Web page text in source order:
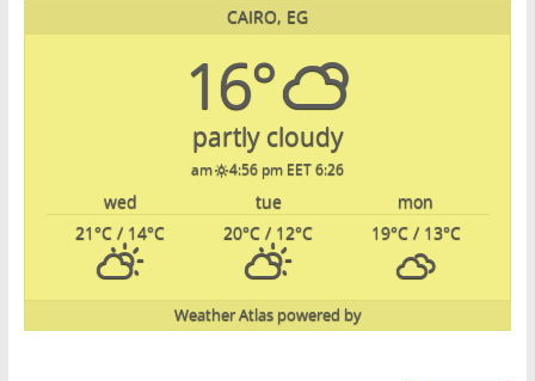
CAIRO, EG
16°
partly cloudy
6:26 am
4:56 pm EET
mon
tue
wed
19°C/ 13°C
20°C / 12°C
21°C / 14°C
powered by
Weather Atlas